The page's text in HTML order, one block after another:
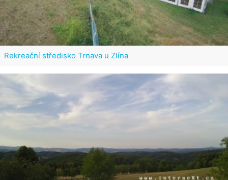
Rekreační středisko Trnava u Zlína